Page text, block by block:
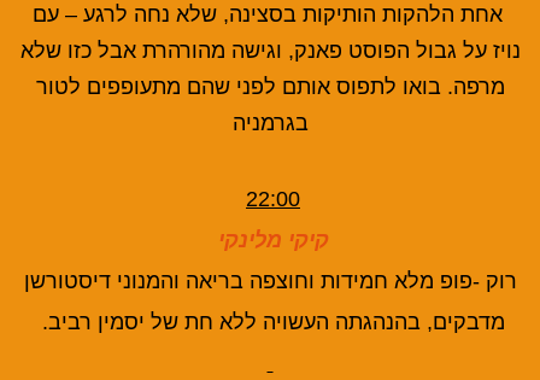
אחת הלהקות הותיקות בסצינה, שלא נחה לרגע – עם
נויז על גבול הפוסט פאנק, וגישה מהורהרת אבל כזו שלא
מרפה. בואו לתפוס אותם לפני שהם מתעופפים לטור
בגרמניה
22:00
קיקי מלינקי
רוק -פופ מלא חמידות וחוצפה בריאה והמנוני דיסטורשן
מדבקים, בהנהגתה העשויה ללא חת של יסמין רביב.